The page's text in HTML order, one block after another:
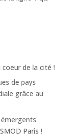
coeur de la cité !
de pays
grâce au
Paris !